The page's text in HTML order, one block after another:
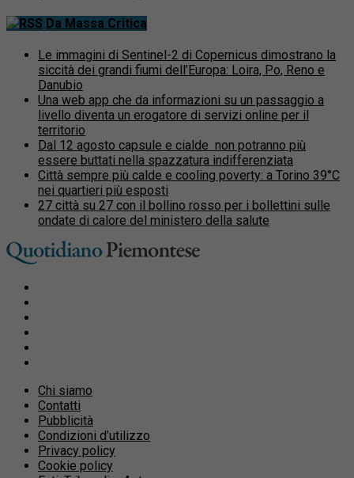
Da Massa Critica
Le immagini di Sentinel-2 di Copernicus dimostrano la
siccità dei grandi fiumi dell’Europa: Loira, Po, Reno e
Danubio
Una web app che da informazioni su un passaggio a
livello diventa un erogatore di servizi online per il
territorio
Dal 12 agosto capsule e cialde non potranno più
essere buttati nella spazzatura indifferenziata
Città sempre più calde e cooling poverty: a Torino 39°C
nei quartieri più esposti
27 città su 27 con il bollino rosso per i bollettini sulle
ondate di calore del ministero della salute
Chi siamo
Contatti
Pubblicità
Condizioni d’utilizzo
Privacy policy
Cookie policy